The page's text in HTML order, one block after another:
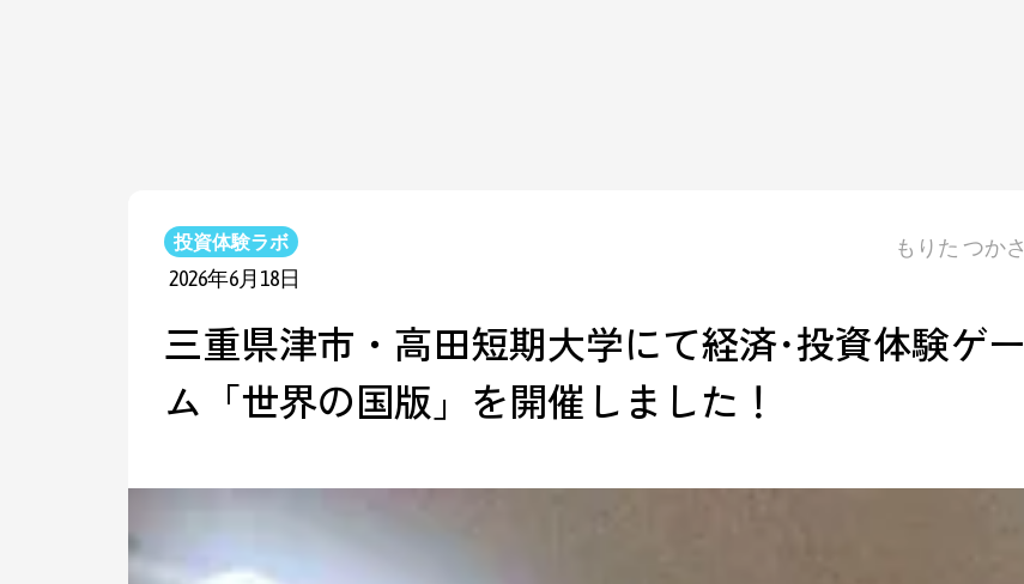
投資体験ラボ
もりた つかさ
2026年6月18日
三重県津市・高田短期大学にて経済･投資体験ゲー
ム「世界の国版」を開催しました！